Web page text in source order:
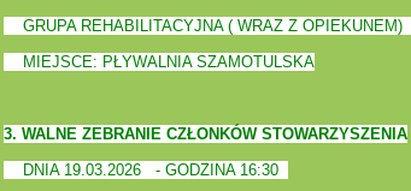
GRUPA REHABILITACYJNA ( WRAZ Z OPIEKUNEM)
MIEJSCE: PŁYWALNIA SZAMOTULSKA
3. WALNE ZEBRANIE CZŁONKÓW STOWARZYSZENIA
DNIA 19.03.2026 - GODZINA 16:30